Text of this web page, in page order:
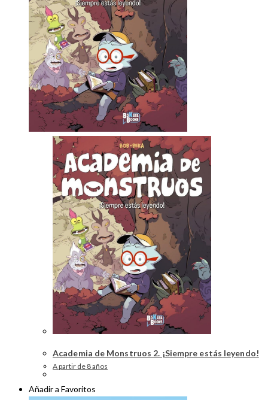
Academia de Monstruos 2. ¡Siempre estás leyendo!
A partir de 8 años
Añadir a Favoritos